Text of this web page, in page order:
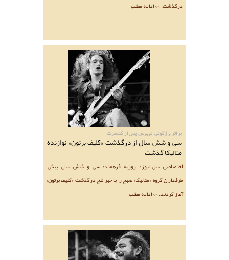
درگذشت. >> ادامه مطلب
بر اثر واژگونی اتوبوس پس از کنسرت
سی و شش سال از درگذشت «کلیف برتون» نوازنده
متالیکا گذشت
اختصاصی سل.نیوز/ روزبه فرهمند: سی و شش سال پیش،
طرفداران گروه «متالیکا» صبح را با خبر تلخ درگذشت «کلیف برتون»
آغاز کردند. >> ادامه مطلب